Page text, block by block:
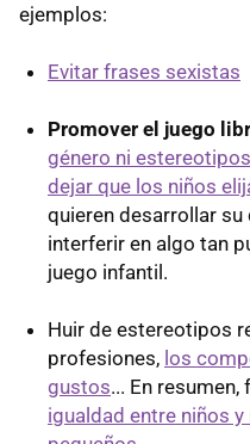
ejemplos:
Evitar frases sexistas
Promover el juego
género ni
dejar que los niños
quieren desarrollar
interferir en algo tan
juego infantil.
Huir de estereotipos
profesiones, los
gustos... En
igualdad entre niños